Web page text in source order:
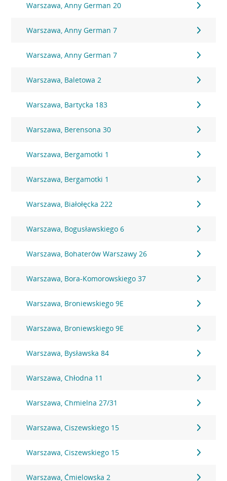
Warszawa, Anny German 20
Warszawa, Anny German 7
Warszawa, Anny German 7
Warszawa, Baletowa 2
Warszawa, Bartycka 183
Warszawa, Berensona 30
Warszawa, Bergamotki 1
Warszawa, Bergamotki 1
Warszawa, Białołęcka 222
Warszawa, Bogusławskiego 6
Warszawa, Bohaterów Warszawy 26
Warszawa, Bora-Komorowskiego 37
Warszawa, Broniewskiego 9E
Warszawa, Broniewskiego 9E
Warszawa, Bysławska 84
Warszawa, Chłodna 11
Warszawa, Chmielna 27/31
Warszawa, Ciszewskiego 15
Warszawa, Ciszewskiego 15
Warszawa, Ćmielowska 2